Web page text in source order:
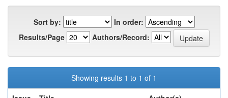
Sort by:
In order:
Results/Page
Authors/Record:
Showing results 1 to 1 of 1